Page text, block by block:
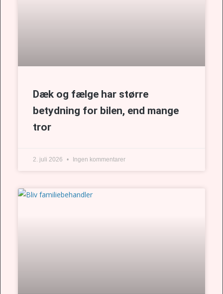
Dæk og fælge har større
betydning for bilen, end mange
tror
2. juli 2026 Ingen kommentarer